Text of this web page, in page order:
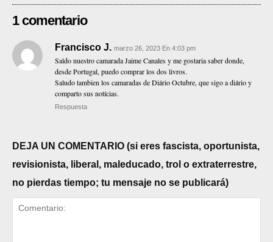
1 comentario
Francisco J. marzo 26, 2023 En 4:03 pm
Saldo nuestro camarada Jaime Canales y me gostaria saber donde,
desde Portugal, puedo comprar los dos livros.
Saludo tambien los camaradas de Diário Octubre, que sigo a diário y
comparto sus notícias.
Respuesta
DEJA UN COMENTARIO (si eres fascista, oportunista,
revisionista, liberal, maleducado, trol o extraterrestre,
no pierdas tiempo; tu mensaje no se publicará)